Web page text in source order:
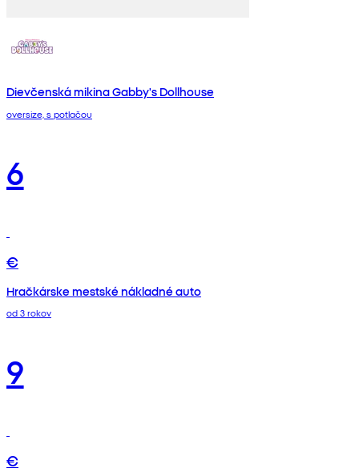
Dievčenská mikina Gabby's Dollhouse
oversize, s potlačou
6
€
Hračkárske mestské nákladné auto
od 3 rokov
9
€